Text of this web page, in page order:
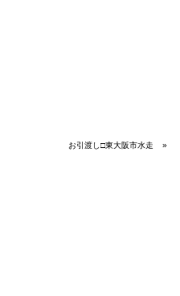
お引渡し□東大阪市水走 »